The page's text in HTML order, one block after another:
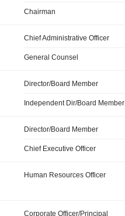
Chairman
Chief Administrative Officer
General Counsel
Director/Board Member
Independent Dir/Board Member
Director/Board Member
Chief Executive Officer
Human Resources Officer
Corporate Officer/Principal